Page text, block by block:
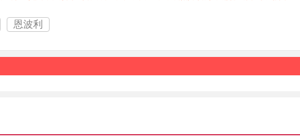
恩波利